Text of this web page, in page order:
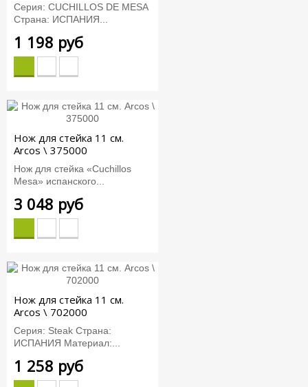
Серия: CUCHILLOS DE MESA
Страна: ИСПАНИЯ...
1 198 руб
Нож для стейка 11 см.
Arcos \ 375000
Нож для стейка «Cuchillos
Mesa» испанского...
3 048 руб
Нож для стейка 11 см.
Arcos \ 702000
Серия: Steak Страна:
ИСПАНИЯ Материал:...
1 258 руб